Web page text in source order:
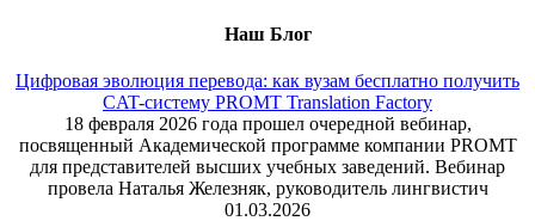
Наш Блог
Цифровая эволюция перевода: как вузам бесплатно получить
CAT-систему PROMT Translation Factory
18 февраля 2026 года прошел очередной вебинар,
посвященный Академической программе компании PROMT
для представителей высших учебных заведений. Вебинар
провела Наталья Железняк, руководитель лингвистич
01.03.2026